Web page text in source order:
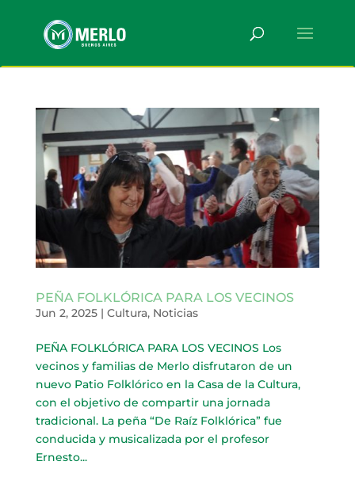
PEÑA FOLKLÓRICA PARA LOS VECINOS
Jun 2, 2025| Cultura, Noticias
PEÑA FOLKLÓRICA PARA LOS VECINOS Los
vecinos y familias de Merlo disfrutaron de un
nuevo Patio Folklórico en la Casa de la Cultura,
con el objetivo de compartir una jornada
tradicional. La peña “De Raíz Folklórica” fue
conducida y musicalizada por el profesor
Ernesto...